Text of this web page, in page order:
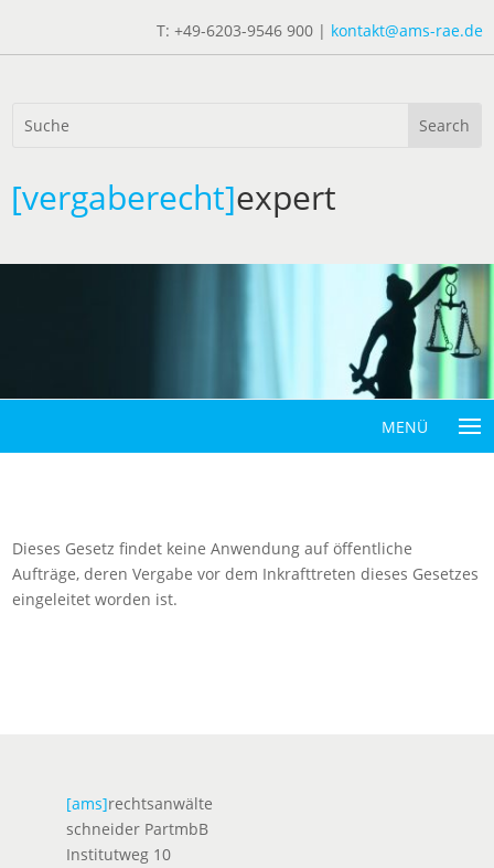
T: +49-6203-9546 900 | kontakt@ams-rae.de
[vergaberecht]expert
Dieses Gesetz findet keine Anwendung auf öffentliche
Aufträge, deren Vergabe vor dem Inkrafttreten dieses Gesetzes
eingeleitet worden ist.
[ams]rechtsanwälte
schneider PartmbB
Institutweg 10